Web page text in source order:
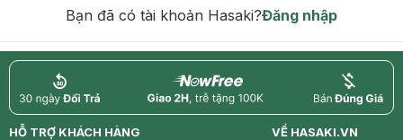
Bạn đã có tài khoản Hasaki?Đăng nhập
return nowfree price
HỖ TRỢ KHÁCH HÀNG
VỀ HASAKI.VN